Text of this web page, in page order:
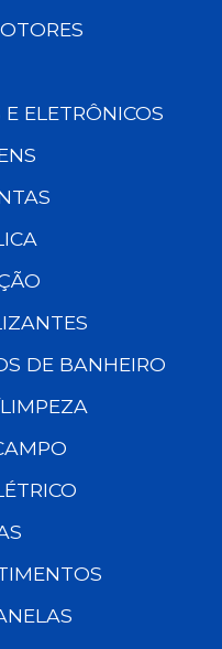
ELETRÔNICOS
DE BANHEIRO